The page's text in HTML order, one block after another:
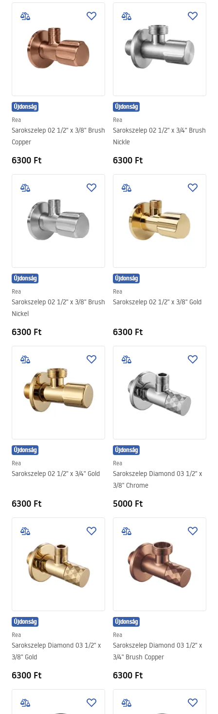
Újdonság
Rea
Sarokszelep 02 1/2" x 3/8" Brush
Copper
6300 Ft
Újdonság
Rea
Sarokszelep 02 1/2" x 3/4" Brush
Nickle
6300 Ft
Újdonság
Rea
Sarokszelep 02 1/2" x 3/8" Brush
Nickel
6300 Ft
Újdonság
Rea
Sarokszelep 02 1/2" x 3/8" Gold
6300 Ft
Újdonság
Rea
Sarokszelep 02 1/2" x 3/4" Gold
6300 Ft
Újdonság
Rea
Sarokszelep Diamond 03 1/2" x
3/8" Chrome
5000 Ft
Újdonság
Rea
Sarokszelep Diamond 03 1/2" x
3/8" Gold
6300 Ft
Újdonság
Rea
Sarokszelep Diamond 03 1/2" x
3/4" Brush Copper
6300 Ft